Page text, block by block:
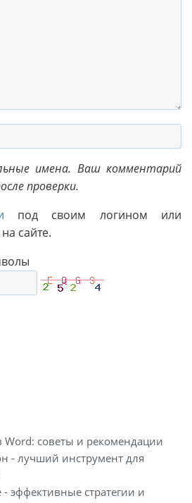
имена. Ваш комментарий
проверки.
под своим логином или
на сайте.
советы и рекомендации
- лучший инструмент для
- эффективные стратегии и